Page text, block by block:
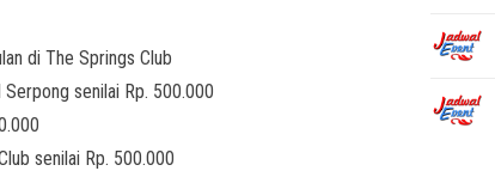
di The Springs Club
senilai Rp. 500.000
senilai Rp. 500.000